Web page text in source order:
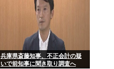
兵庫県斎藤知事、不正会計の疑
いで前知事に聞き取り調査へ